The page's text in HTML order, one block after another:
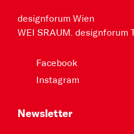
designforum Wien
WEI SRAUM. designforum
Facebook
Instagram
Newsletter